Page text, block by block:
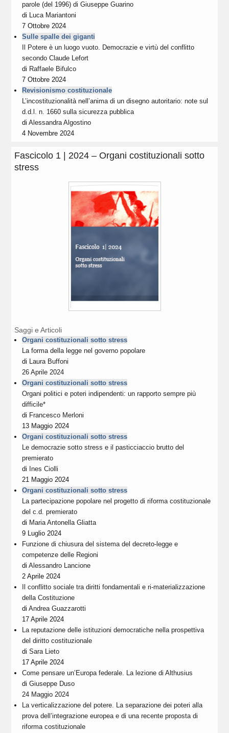
parole (del 1996) di Giuseppe Guarino
di Luca Mariantoni
7 Ottobre 2024
Sulle spalle dei giganti
Il Potere è un luogo vuoto. Democrazie e virtù del conflitto
secondo Claude Lefort
di Raffaele Bifulco
7 Ottobre 2024
Revisionismo costituzionale
L’incostituzionalità nell’anima di un disegno autoritario: note sul
d.d.l. n. 1660 sulla sicurezza pubblica
diAlessandra Algostino
4 Novembre 2024
Fascicolo 1 | 2024 – Organi costituzionali sotto
stress
Saggi e Articoli
Organi costituzionali sotto stress
La forma della legge nel governo popolare
di Laura Buffoni
26 Aprile 2024
Organi costituzionali sotto stress
Organi politici e poteri indipendenti: un rapporto sempre più
difficile*
di Francesco Merloni
13 Maggio 2024
Organi costituzionali sotto stress
Le democrazie sotto stress e il pasticciaccio brutto del
premierato
di Ines Ciolli
21 Maggio 2024
Organi costituzionali sotto stress
La partecipazione popolare nel progetto di riforma costituzionale
del c.d. premierato
di Maria Antonella Gliatta
9 Luglio 2024
Funzione di chiusura del sistema del decreto-legge e
competenze delle Regioni
diAlessandro Lancione
2 Aprile 2024
Il conflitto sociale tra diritti fondamentali e ri-materializzazione
della Costituzione
diAndrea Guazzarotti
17 Aprile 2024
La reputazione delle istituzioni democratiche nella prospettiva
del diritto costituzionale
diSara Lieto
17 Aprile 2024
Come pensare un’Europa federale. La lezione di Althusius
diGiuseppe Duso
24 Maggio 2024
La verticalizzazione del potere. La separazione dei poteri alla
prova dell’integrazione europea e di una recente proposta di
riforma costituzionale